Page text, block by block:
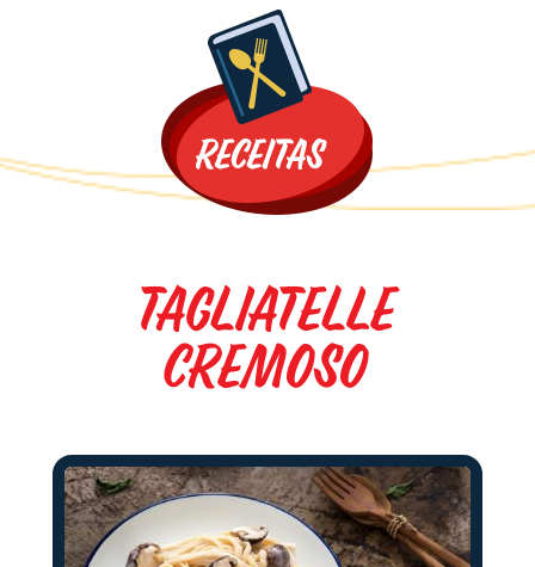
TAGLIATELLE
CREMOSO